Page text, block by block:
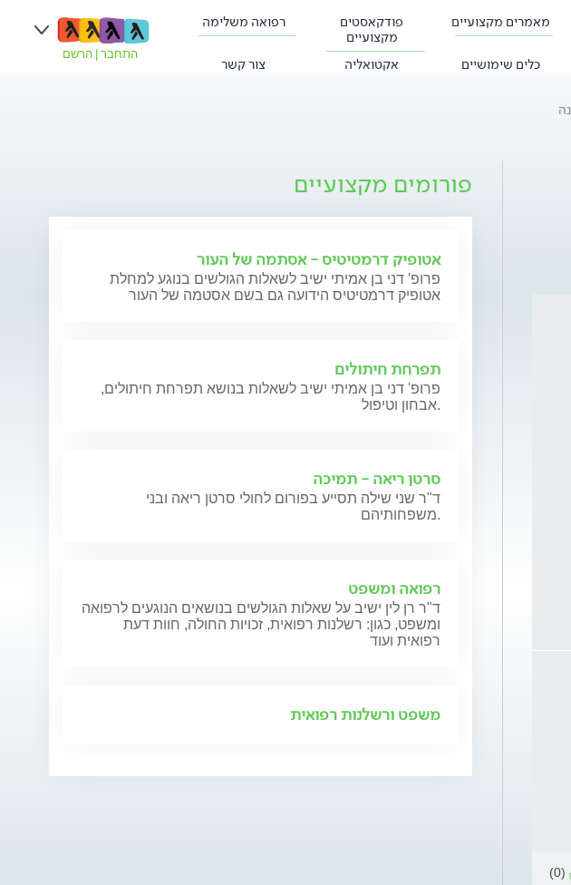
מאמרים מקצועיים
פודקאסטים
מקצועיים
רפואה משלימה
כלים שימושיים אקטואליה צור קשר
התחבר הרשם
(0)
פורומים מקצועיים
אטופיק דרמטיטיס - אסתמה של העור
פרופ' דני בן אמיתי ישיב לשאלות הגולשים בנוגע למחלת
אטופיק דרמטיטיס הידועה גם בשם אסטמה של העור
תפרחת חיתולים
פרופ' דני בן אמיתי ישיב לשאלות בנושא תפרחת חיתולים,
אבחון וטיפול.
סרטן ריאה - תמיכה
ד"ר שני שילה תסייע בפורום לחולי סרטן ריאה ובני
משפחותיהם.
רפואה ומשפט
ד"ר רן לין ישיב על שאלות הגולשים בנושאים הנוגעים לרפואה
ומשפט, כגון: רשלנות רפואית, זכויות החולה, חוות דעת
רפואית ועוד
משפט ורשלנות רפואית